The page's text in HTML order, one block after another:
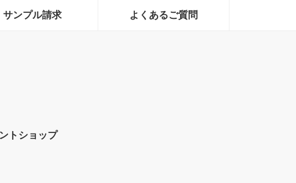
サンプル請求 よくあるご質問
トショップ